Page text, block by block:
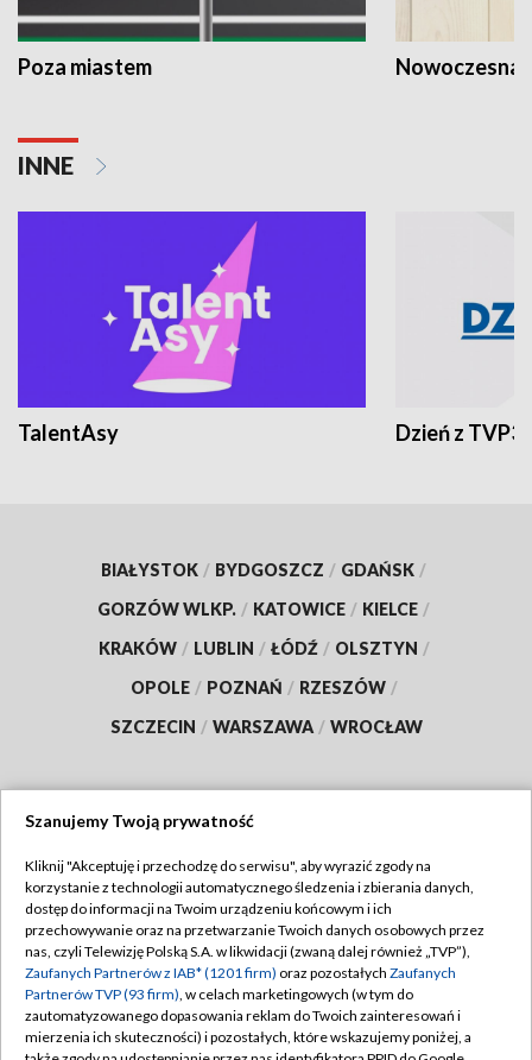
Poza miastem Nowoczesna
INNE
TalentAsy Dzień z TVP3
BIAŁYSTOK / BYDGOSZCZ / GDAŃSK /
GORZÓW WLKP. / KATOWICE / KIELCE /
KRAKÓW / LUBLIN / ŁÓDŹ / OLSZTYN /
OPOLE / POZNAŃ / RZESZÓW /
SZCZECIN / WARSZAWA / WROCŁAW
TVP
Abonament TVP
Emisja w TVP
Centrum informacji TVP
Naziemna Telewizja Cyfrowa
Regulamin TVP
Polityka prywatności
Moje zgody
Pomoc
Szanujemy Twoją prywatność
Kliknij "Akceptuję i przechodzę do serwisu", aby wyrazić zgody na
korzystanie z technologii automatycznego śledzenia i zbierania danych,
dostęp do informacji na Twoim urządzeniu końcowym i ich
przechowywanie oraz na przetwarzanie Twoich danych osobowych przez
nas, czyli Telewizję Polską S.A. w likwidacji (zwaną dalej również „TVP”),
Zaufanych Partnerów z IAB* (1201 firm) oraz pozostałych Zaufanych
Partnerów TVP (93 firm), w celach marketingowych (w tym do
zautomatyzowanego dopasowania reklam do Twoich zainteresowań i
mierzenia ich skuteczności) i pozostałych, które wskazujemy poniżej, a